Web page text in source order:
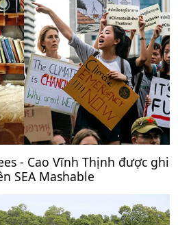
- Cao Vĩnh Thịnh được ghi
SEA Mashable